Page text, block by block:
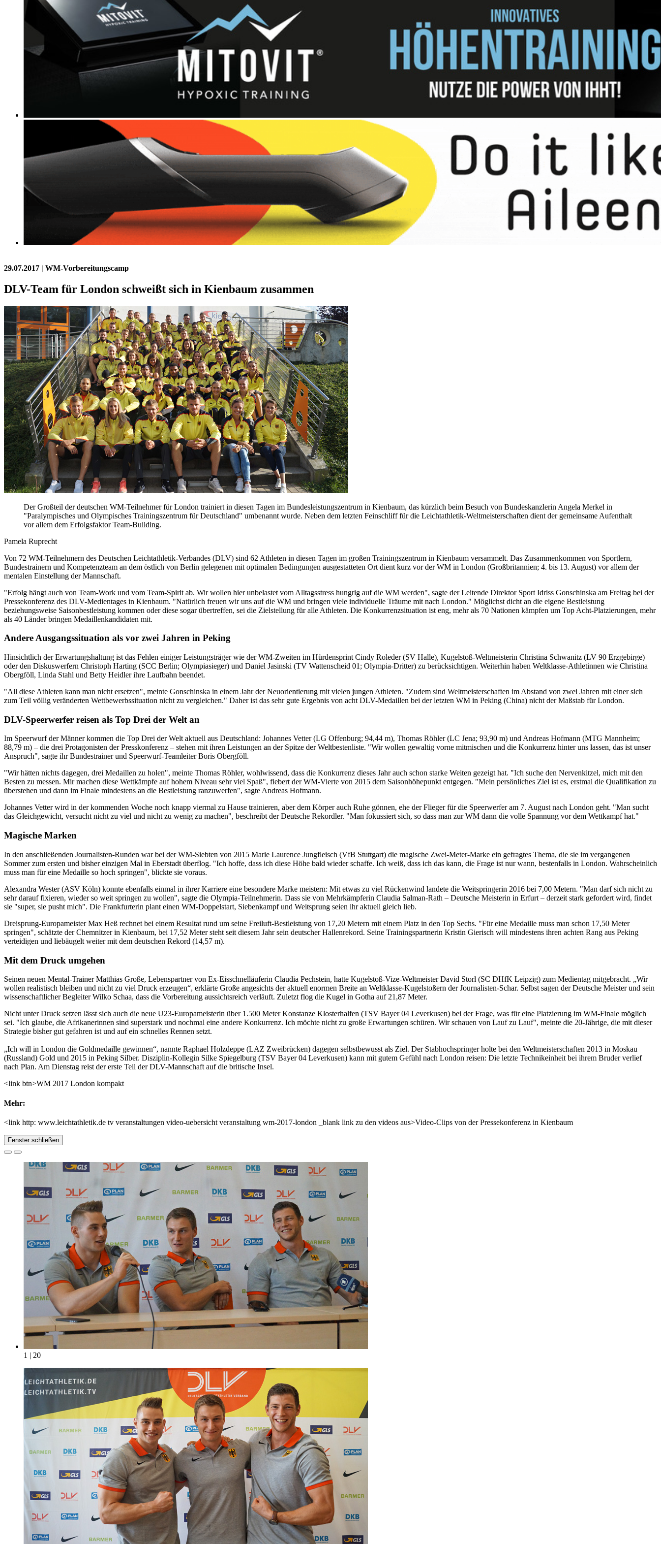
29.07.2017 | WM-Vorbereitungscamp
DLV-Team für London schweißt sich in Kienbaum zusammen
Der Großteil der deutschen WM-Teilnehmer für London trainiert in diesen Tagen im Bundesleistungszentrum in Kienbaum, das kürzlich beim Besuch von Bundeskanzlerin Angela Merkel in
"Paralympisches und Olympisches Trainingszentrum für Deutschland" umbenannt wurde. Neben dem letzten Feinschliff für die Leichtathletik-Weltmeisterschaften dient der gemeinsame Aufenthalt
vor allem dem Erfolgsfaktor Team-Building.
Pamela Ruprecht
Von 72 WM-Teilnehmern des Deutschen Leichtathletik-Verbandes (DLV) sind 62 Athleten in diesen Tagen im großen Trainingszentrum in Kienbaum versammelt. Das Zusammenkommen von Sportlern,
Bundestrainern und Kompetenzteam an dem östlich von Berlin gelegenen mit optimalen Bedingungen ausgestatteten Ort dient kurz vor der WM in London (Großbritannien; 4. bis 13. August) vor allem der
mentalen Einstellung der Mannschaft.
"Erfolg hängt auch von Team-Work und vom Team-Spirit ab. Wir wollen hier unbelastet vom Alltagsstress hungrig auf die WM werden", sagte der Leitende Direktor Sport Idriss Gonschinska am Freitag bei der
Pressekonferenz des DLV-Medientages in Kienbaum. "Natürlich freuen wir uns auf die WM und bringen viele individuelle Träume mit nach London." Möglichst dicht an die eigene Bestleistung
beziehungsweise Saisonbestleistung kommen oder diese sogar übertreffen, sei die Zielstellung für alle Athleten. Die Konkurrenzsituation ist eng, mehr als 70 Nationen kämpfen um Top Acht-Platzierungen, mehr
als 40 Länder bringen Medaillenkandidaten mit.
Andere Ausgangssituation als vor zwei Jahren in Peking
Hinsichtlich der Erwartungshaltung ist das Fehlen einiger Leistungsträger wie der WM-Zweiten im Hürdensprint Cindy Roleder (SV Halle), Kugelstoß-Weltmeisterin Christina Schwanitz (LV 90 Erzgebirge)
oder den Diskuswerfern Christoph Harting (SCC Berlin; Olympiasieger) und Daniel Jasinski (TV Wattenscheid 01; Olympia-Dritter) zu berücksichtigen. Weiterhin haben Weltklasse-Athletinnen wie Christina
Obergföll, Linda Stahl und Betty Heidler ihre Laufbahn beendet.
"All diese Athleten kann man nicht ersetzen", meinte Gonschinska in einem Jahr der Neuorientierung mit vielen jungen Athleten. "Zudem sind Weltmeisterschaften im Abstand von zwei Jahren mit einer sich
zum Teil völlig veränderten Wettbewerbssituation nicht zu vergleichen." Daher ist das sehr gute Ergebnis von acht DLV-Medaillen bei der letzten WM in Peking (China) nicht der Maßstab für London.
DLV-Speerwerfer reisen als Top Drei der Welt an
Im Speerwurf der Männer kommen die Top Drei der Welt aktuell aus Deutschland: Johannes Vetter (LG Offenburg; 94,44 m), Thomas Röhler (LC Jena; 93,90 m) und Andreas Hofmann (MTG Mannheim;
88,79 m) – die drei Protagonisten der Presskonferenz – stehen mit ihren Leistungen an der Spitze der Weltbestenliste. "Wir wollen gewaltig vorne mitmischen und die Konkurrenz hinter uns lassen, das ist unser
Anspruch", sagte ihr Bundestrainer und Speerwurf-Teamleiter Boris Obergföll.
"Wir hätten nichts dagegen, drei Medaillen zu holen", meinte Thomas Röhler, wohlwissend, dass die Konkurrenz dieses Jahr auch schon starke Weiten gezeigt hat. "Ich suche den Nervenkitzel, mich mit den
Besten zu messen. Mir machen diese Wettkämpfe auf hohem Niveau sehr viel Spaß", fiebert der WM-Vierte von 2015 dem Saisonhöhepunkt entgegen. "Mein persönliches Ziel ist es, erstmal die Qualifikation zu
überstehen und dann im Finale mindestens an die Bestleistung ranzuwerfen", sagte Andreas Hofmann.
Johannes Vetter wird in der kommenden Woche noch knapp viermal zu Hause trainieren, aber dem Körper auch Ruhe gönnen, ehe der Flieger für die Speerwerfer am 7. August nach London geht. "Man sucht
das Gleichgewicht, versucht nicht zu viel und nicht zu wenig zu machen", beschreibt der Deutsche Rekordler. "Man fokussiert sich, so dass man zur WM dann die volle Spannung vor dem Wettkampf hat."
Magische Marken
In den anschließenden Journalisten-Runden war bei der WM-Siebten von 2015 Marie Laurence Jungfleisch (VfB Stuttgart) die magische Zwei-Meter-Marke ein gefragtes Thema, die sie im vergangenen
Sommer zum ersten und bisher einzigen Mal in Eberstadt überflog. "Ich hoffe, dass ich diese Höhe bald wieder schaffe. Ich weiß, dass ich das kann, die Frage ist nur wann, bestenfalls in London. Wahrscheinlich
muss man für eine Medaille so hoch springen", blickte sie voraus.
Alexandra Wester (ASV Köln) konnte ebenfalls einmal in ihrer Karriere eine besondere Marke meistern: Mit etwas zu viel Rückenwind landete die Weitspringerin 2016 bei 7,00 Metern. "Man darf sich nicht zu
sehr darauf fixieren, wieder so weit springen zu wollen", sagte die Olympia-Teilnehmerin. Dass sie von Mehrkämpferin Claudia Salman-Rath – Deutsche Meisterin in Erfurt – derzeit stark gefordert wird, findet
sie "super, sie pusht mich". Die Frankfurterin plant einen WM-Doppelstart, Siebenkampf und Weitsprung seien ihr aktuell gleich lieb.
Dreisprung-Europameister Max Heß rechnet bei einem Resultat rund um seine Freiluft-Bestleistung von 17,20 Metern mit einem Platz in den Top Sechs. "Für eine Medaille muss man schon 17,50 Meter
springen", schätzte der Chemnitzer in Kienbaum, bei 17,52 Meter steht seit diesem Jahr sein deutscher Hallenrekord. Seine Trainingspartnerin Kristin Gierisch will mindestens ihren achten Rang aus Peking
verteidigen und liebäugelt weiter mit dem deutschen Rekord (14,57 m).
Mit dem Druck umgehen
Seinen neuen Mental-Trainer Matthias Große, Lebenspartner von Ex-Eisschnelläuferin Claudia Pechstein, hatte Kugelstoß-Vize-Weltmeister David Storl (SC DHfK Leipzig) zum Medientag mitgebracht. „Wir
wollen realistisch bleiben und nicht zu viel Druck erzeugen“, erklärte Große angesichts der aktuell enormen Breite an Weltklasse-Kugelstoßern der Journalisten-Schar. Selbst sagen der Deutsche Meister und sein
wissenschaftlicher Begleiter Wilko Schaa, dass die Vorbereitung aussichtsreich verläuft. Zuletzt flog die Kugel in Gotha auf 21,87 Meter.
Nicht unter Druck setzen lässt sich auch die neue U23-Europameisterin über 1.500 Meter Konstanze Klosterhalfen (TSV Bayer 04 Leverkusen) bei der Frage, was für eine Platzierung im WM-Finale möglich
sei. "Ich glaube, die Afrikanerinnen sind superstark und nochmal eine andere Konkurrenz. Ich möchte nicht zu große Erwartungen schüren. Wir schauen von Lauf zu Lauf", meinte die 20-Jährige, die mit dieser
Strategie bisher gut gefahren ist und auf ein schnelles Rennen setzt.
„Ich will in London die Goldmedaille gewinnen“, nannte Raphael Holzdeppe (LAZ Zweibrücken) dagegen selbstbewusst als Ziel. Der Stabhochspringer holte bei den Weltmeisterschaften 2013 in Moskau
(Russland) Gold und 2015 in Peking Silber. Disziplin-Kollegin Silke Spiegelburg (TSV Bayer 04 Leverkusen) kann mit gutem Gefühl nach London reisen: Die letzte Technikeinheit bei ihrem Bruder verlief
nach Plan. Am Dienstag reist der erste Teil der DLV-Mannschaft auf die britische Insel.
<link btn>WM 2017 London kompakt
Mehr:
<link http: www.leichtathletik.de tv veranstaltungen video-uebersicht veranstaltung wm-2017-london _blank link zu den videos aus>Video-Clips von der Pressekonferenz in Kienbaum
Fenster schließen
1 | 20